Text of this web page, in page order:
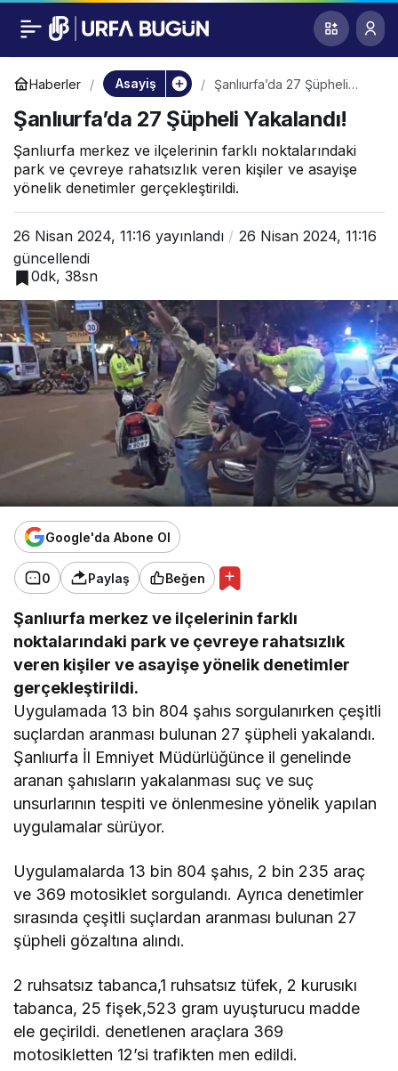
Haberler Asayiş
Şanlıurfa’da 27 Şüpheli
Şanlıurfa’da 27 Şüpheli Yakalandı!
Şanlıurfa merkez ve ilçelerinin farklı noktalarındaki
park ve çevreye rahatsızlık veren kişiler ve asayişe
yönelik denetimler gerçekleştirildi.
26 Nisan 2024, 11:16 yayınlandı
26 Nisan 2024, 11:16
güncellendi
0dk, 38sn
Google'da Abone Ol
0 Paylaş Beğen
Şanlıurfa merkez ve ilçelerinin farklı
noktalarındaki park ve çevreye rahatsızlık
veren kişiler ve asayişe yönelik denetimler
gerçekleştirildi.
Uygulamada 13 bin 804 şahıs sorgulanırken çeşitli
suçlardan aranması bulunan 27 şüpheli yakalandı.
Şanlıurfa İl Emniyet Müdürlüğünce il genelinde
aranan şahısların yakalanması suç ve suç
unsurlarının tespiti ve önlenmesine yönelik yapılan
uygulamalar sürüyor.
Uygulamalarda 13 bin 804 şahıs, 2 bin 235 araç
ve 369 motosiklet sorgulandı. Ayrıca denetimler
sırasında çeşitli suçlardan aranması bulunan 27
şüpheli gözaltına alındı.
2 ruhsatsız tabanca,1 ruhsatsız tüfek, 2 kurusıkı
tabanca, 25 fişek,523 gram uyuşturucu madde
ele geçirildi. denetlenen araçlara 369
motosikletten 12’si trafikten men edildi.
Şanlıurfa’da 27
Şüpheli Yakalandı!
0